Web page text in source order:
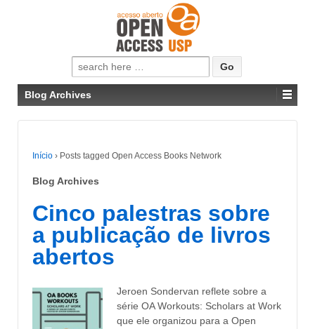
Pesquisar
por:
Blog Archives
Início › Posts tagged Open Access Books Network
Blog Archives
Cinco palestras sobre
a publicação de livros
abertos
Jeroen Sondervan reflete sobre a
série OA Workouts: Scholars at Work
que ele organizou para a Open